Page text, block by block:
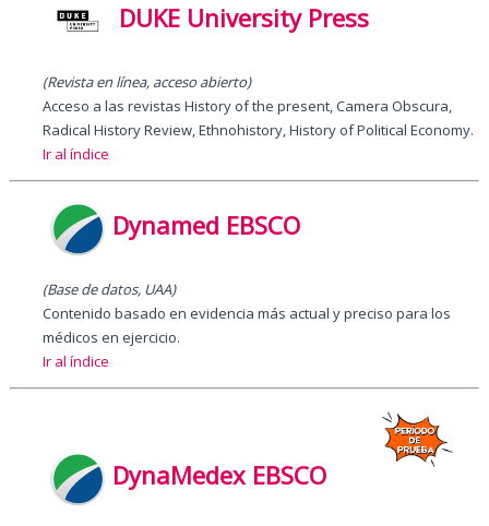
DUKE University Press
(Revista en línea, acceso abierto)
Acceso a las revistas History of the present, Camera Obscura,
Radical History Review, Ethnohistory, History of Political Economy.
Ir al índice
Dynamed EBSCO
(Base de datos, UAA)
Contenido basado en evidencia más actual y preciso para los
médicos en ejercicio.
Ir al índice
DynaMedex EBSCO